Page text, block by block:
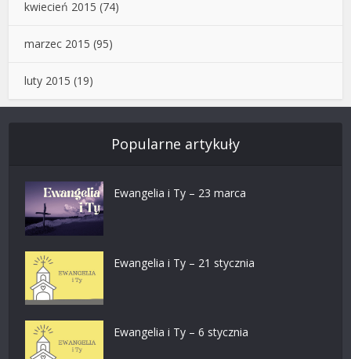
kwiecień 2015 (74)
marzec 2015 (95)
luty 2015 (19)
Popularne artykuły
Ewangelia i Ty – 23 marca
Ewangelia i Ty – 21 stycznia
Ewangelia i Ty – 6 stycznia